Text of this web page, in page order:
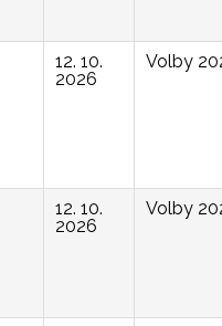
12. 10.
2026
Volby
12. 10.
2026
Volby